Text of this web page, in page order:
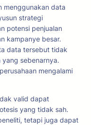
menggunakan data
strategi
potensi penjualan
kampanye besar.
data tersebut tidak
yang sebenarnya.
mengalami
valid dapat
yang tidak sah.
tetapi juga dapat